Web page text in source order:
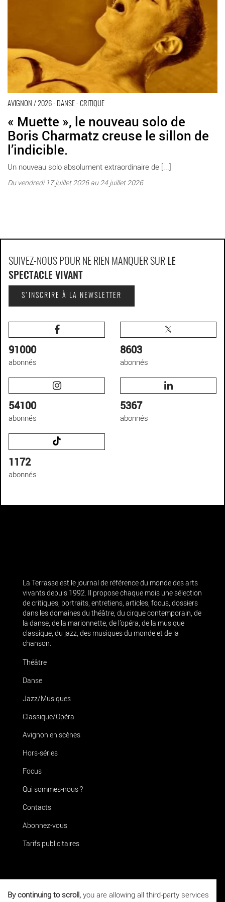
AVIGNON / 2026 - DANSE - CRITIQUE
« Muette », le nouveau solo de
Boris Charmatz creuse le sillon de
l’indicible.
Un nouveau solo absolument extraordinaire de [...]
Du vendredi 17 juillet 2026 au 24 juillet 2026
SUIVEZ-NOUS POUR NE RIEN MANQUER SUR LE
SPECTACLE VIVANT
S'INSCRIRE À LA NEWSLETTER
91000
abonnés
8603
abonnés
54100
abonnés
5367
abonnés
1172
abonnés
La Terrasse est le journal de référence du monde des arts
vivants depuis 1992. Il propose chaque mois une sélection
de critiques, portraits, entretiens, articles, focus, dossiers
dans les domaines du théâtre, du cirque contemporain, de
la danse, de la marionnette, de l’opéra, de la musique
classique, du jazz, des musiques du monde et de la
chanson.
Théâtre
Danse
Jazz/Musiques
Classique/Opéra
Avignon en scènes
Hors-séries
Focus
Qui sommes-nous ?
Contacts
Abonnez-vous
Tarifs publicitaires
Téléchargez
l'application La Terrasse
By continuing to scroll, you are allowing all third-party services